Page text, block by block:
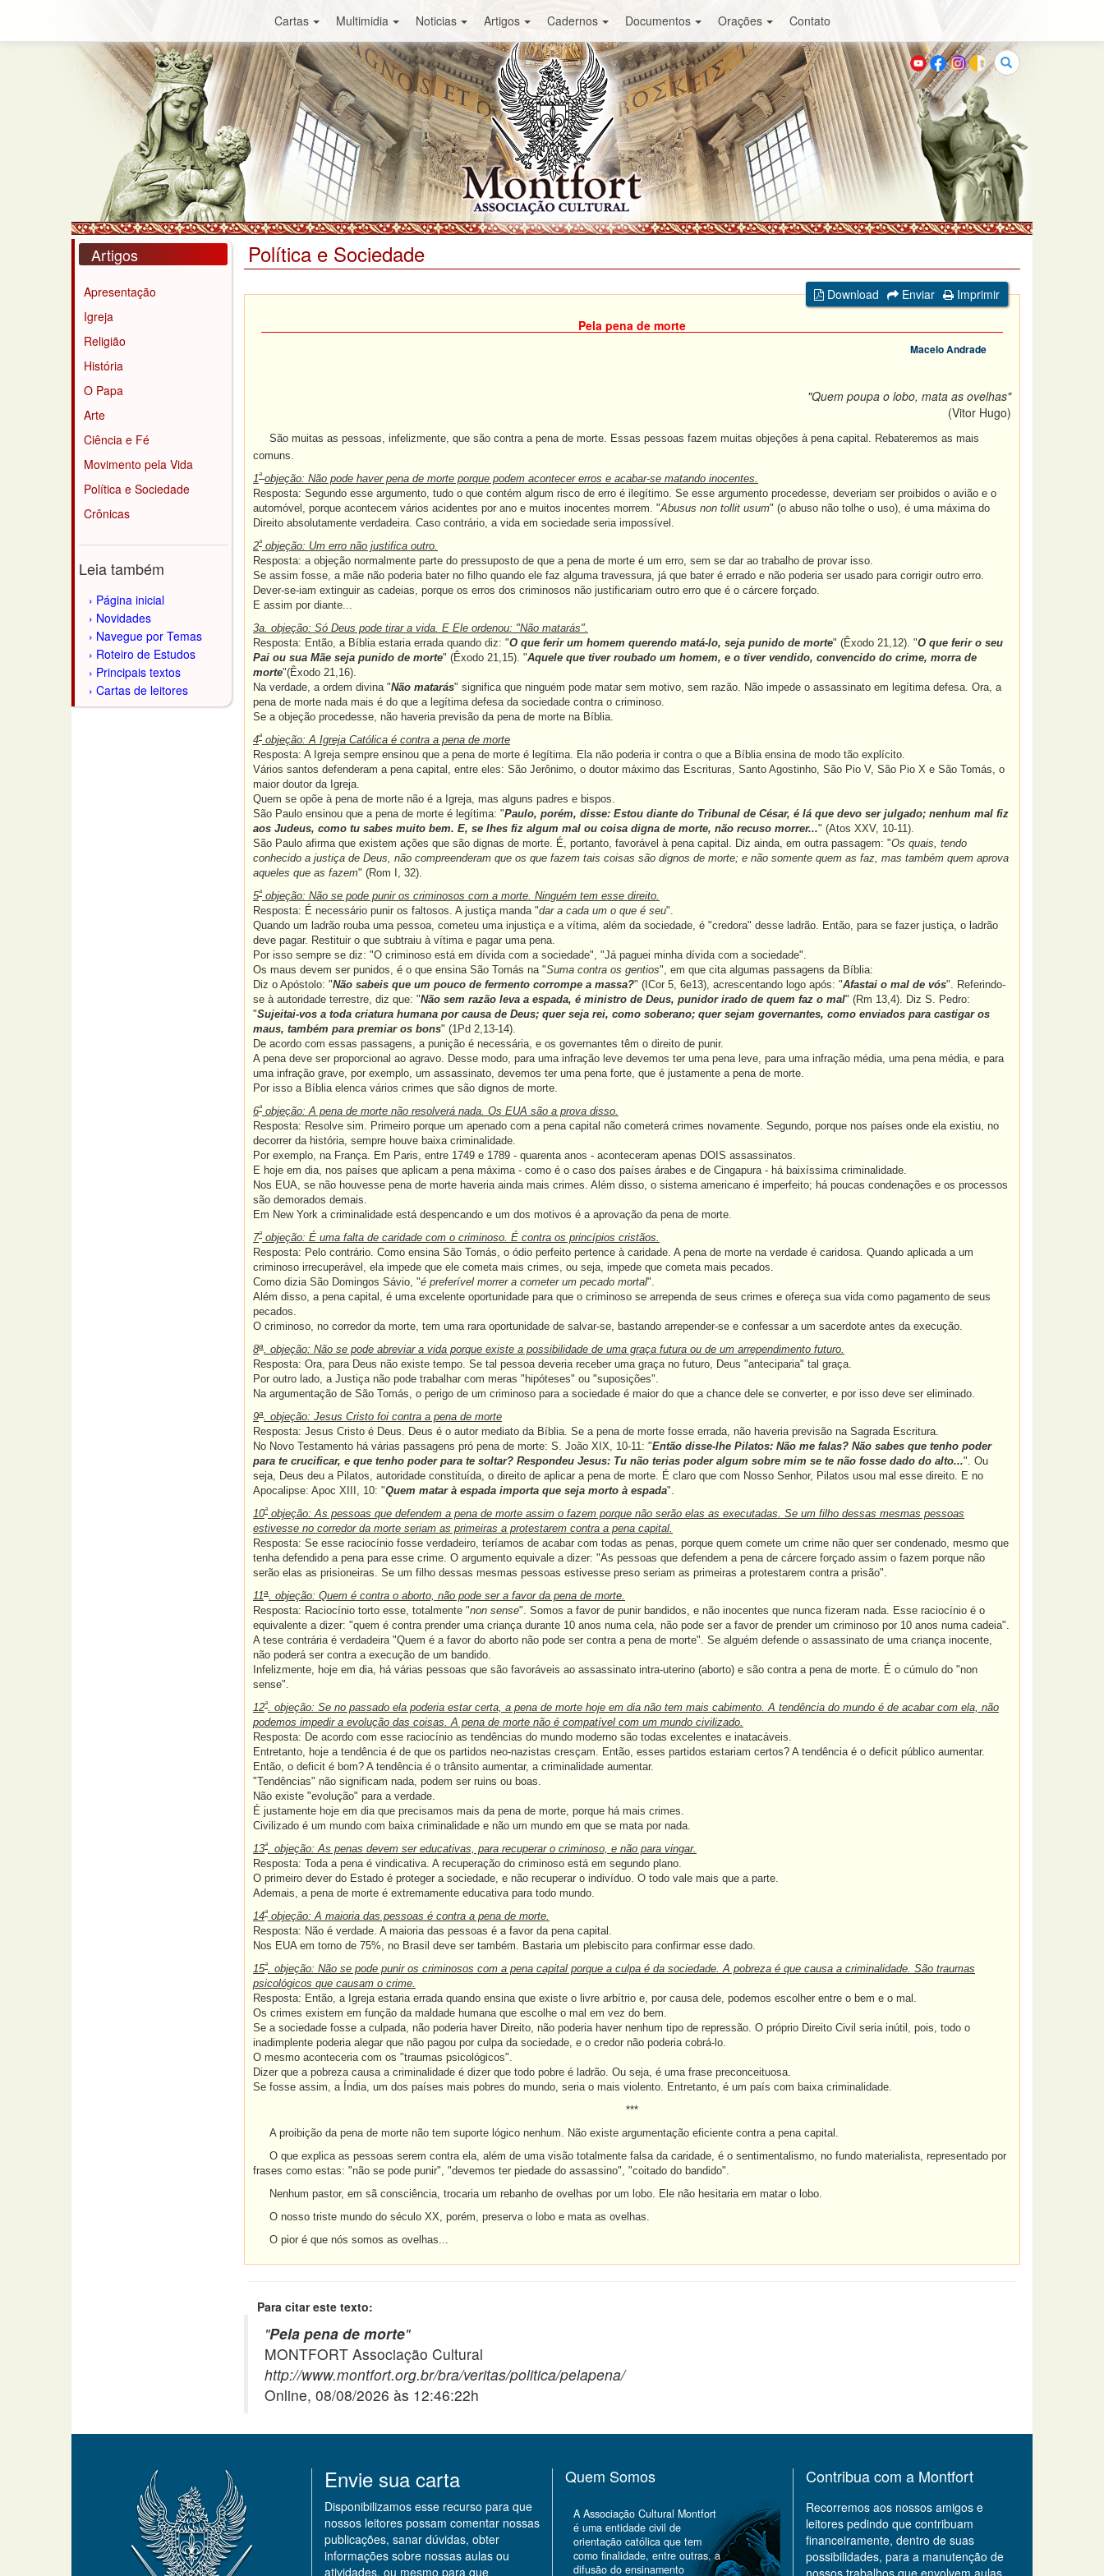
Cartas Multimidia Noticias Artigos Cadernos Documentos Orações Contato
Buscar
Artigos
Apresentação
Igreja
Religião
História
O Papa
Arte
Ciência e Fé
Movimento pela Vida
Política e Sociedade
Crônicas
Leia também
Página inicial
Novidades
Navegue por Temas
Roteiro de Estudos
Principais textos
Cartas de leitores
Política e Sociedade
Download Enviar
Imprimir
Pela pena de morte
Macelo Andrade
"Quem poupa o lobo, mata as ovelhas"
(Vitor Hugo)
São muitas as pessoas, infelizmente, que são contra a pena de morte. Essas pessoas fazem muitas objeções à pena capital. Rebateremos as mais
comuns.
1ª objeção: Não pode haver pena de morte porque podem acontecer erros e acabar-se matando inocentes.
Resposta: Segundo esse argumento, tudo o que contém algum risco de erro é ilegítimo. Se esse argumento procedesse, deveriam ser proibidos o avião e o
automóvel, porque acontecem vários acidentes por ano e muitos inocentes morrem. "Abusus non tollit usum" (o abuso não tolhe o uso), é uma máxima do
Direito absolutamente verdadeira. Caso contrário, a vida em sociedade seria impossível.
2ª objeção: Um erro não justifica outro.
Resposta: a objeção normalmente parte do pressuposto de que a pena de morte é um erro, sem se dar ao trabalho de provar isso.
Se assim fosse, a mãe não poderia bater no filho quando ele faz alguma travessura, já que bater é errado e não poderia ser usado para corrigir outro erro.
Dever-se-iam extinguir as cadeias, porque os erros dos criminosos não justificariam outro erro que é o cárcere forçado.
E assim por diante...
3a. objeção: Só Deus pode tirar a vida. E Ele ordenou: "Não matarás".
Resposta: Então, a Bíblia estaria errada quando diz: "O que ferir um homem querendo matá-lo, seja punido de morte" (Êxodo 21,12). "O que ferir o seu
Pai ou sua Mãe seja punido de morte" (Êxodo 21,15). "Aquele que tiver roubado um homem, e o tiver vendido, convencido do crime, morra de
morte"(Êxodo 21,16).
Na verdade, a ordem divina "Não matarás" significa que ninguém pode matar sem motivo, sem razão. Não impede o assassinato em legítima defesa. Ora, a
pena de morte nada mais é do que a legítima defesa da sociedade contra o criminoso.
Se a objeção procedesse, não haveria previsão da pena de morte na Bíblia.
4ª objeção: A Igreja Católica é contra a pena de morte
Resposta: A Igreja sempre ensinou que a pena de morte é legítima. Ela não poderia ir contra o que a Bíblia ensina de modo tão explícito.
Vários santos defenderam a pena capital, entre eles: São Jerônimo, o doutor máximo das Escrituras, Santo Agostinho, São Pio V, São Pio X e São Tomás, o
maior doutor da Igreja.
Quem se opõe à pena de morte não é a Igreja, mas alguns padres e bispos.
São Paulo ensinou que a pena de morte é legítima: "Paulo, porém, disse: Estou diante do Tribunal de César, é lá que devo ser julgado; nenhum mal fiz
aos Judeus, como tu sabes muito bem. E, se lhes fiz algum mal ou coisa digna de morte, não recuso morrer..." (Atos XXV, 10-11).
São Paulo afirma que existem ações que são dignas de morte. É, portanto, favorável à pena capital. Diz ainda, em outra passagem: "Os quais, tendo
conhecido a justiça de Deus, não compreenderam que os que fazem tais coisas são dignos de morte; e não somente quem as faz, mas também quem aprova
aqueles que as fazem" (Rom I, 32).
5ª objeção: Não se pode punir os criminosos com a morte. Ninguém tem esse direito.
Resposta: É necessário punir os faltosos. A justiça manda "dar a cada um o que é seu".
Quando um ladrão rouba uma pessoa, cometeu uma injustiça e a vítima, além da sociedade, é "credora" desse ladrão. Então, para se fazer justiça, o ladrão
deve pagar. Restituir o que subtraiu à vítima e pagar uma pena.
Por isso sempre se diz: "O criminoso está em dívida com a sociedade", "Já paguei minha dívida com a sociedade".
Os maus devem ser punidos, é o que ensina São Tomás na "Suma contra os gentios", em que cita algumas passagens da Bíblia:
Diz o Apóstolo: "Não sabeis que um pouco de fermento corrompe a massa?" (ICor 5, 6e13), acrescentando logo após: "Afastai o mal de vós". Referindo-
se à autoridade terrestre, diz que: "Não sem razão leva a espada, é ministro de Deus, punidor irado de quem faz o mal" (Rm 13,4). Diz S. Pedro:
"Sujeitai-vos a toda criatura humana por causa de Deus; quer seja rei, como soberano; quer sejam governantes, como enviados para castigar os
maus, também para premiar os bons" (1Pd 2,13-14).
De acordo com essas passagens, a punição é necessária, e os governantes têm o direito de punir.
A pena deve ser proporcional ao agravo. Desse modo, para uma infração leve devemos ter uma pena leve, para uma infração média, uma pena média, e para
uma infração grave, por exemplo, um assassinato, devemos ter uma pena forte, que é justamente a pena de morte.
Por isso a Bíblia elenca vários crimes que são dignos de morte.
6ª objeção: A pena de morte não resolverá nada. Os EUA são a prova disso.
Resposta: Resolve sim. Primeiro porque um apenado com a pena capital não cometerá crimes novamente. Segundo, porque nos países onde ela existiu, no
decorrer da história, sempre houve baixa criminalidade.
Por exemplo, na França. Em Paris, entre 1749 e 1789 - quarenta anos - aconteceram apenas DOIS assassinatos.
E hoje em dia, nos países que aplicam a pena máxima - como é o caso dos países árabes e de Cingapura - há baixíssima criminalidade.
Nos EUA, se não houvesse pena de morte haveria ainda mais crimes. Além disso, o sistema americano é imperfeito; há poucas condenações e os processos
são demorados demais.
Em New York a criminalidade está despencando e um dos motivos é a aprovação da pena de morte.
7ª objeção: É uma falta de caridade com o criminoso. É contra os princípios cristãos.
Resposta: Pelo contrário. Como ensina São Tomás, o ódio perfeito pertence à caridade. A pena de morte na verdade é caridosa. Quando aplicada a um
criminoso irrecuperável, ela impede que ele cometa mais crimes, ou seja, impede que cometa mais pecados.
Como dizia São Domingos Sávio, "é preferível morrer a cometer um pecado mortal".
Além disso, a pena capital, é uma excelente oportunidade para que o criminoso se arrependa de seus crimes e ofereça sua vida como pagamento de seus
pecados.
O criminoso, no corredor da morte, tem uma rara oportunidade de salvar-se, bastando arrepender-se e confessar a um sacerdote antes da execução.
8a. objeção: Não se pode abreviar a vida porque existe a possibilidade de uma graça futura ou de um arrependimento futuro.
Resposta: Ora, para Deus não existe tempo. Se tal pessoa deveria receber uma graça no futuro, Deus "anteciparia" tal graça.
Por outro lado, a Justiça não pode trabalhar com meras "hipóteses" ou "suposições".
Na argumentação de São Tomás, o perigo de um criminoso para a sociedade é maior do que a chance dele se converter, e por isso deve ser eliminado.
9a. objeção: Jesus Cristo foi contra a pena de morte
Resposta: Jesus Cristo é Deus. Deus é o autor mediato da Bíblia. Se a pena de morte fosse errada, não haveria previsão na Sagrada Escritura.
No Novo Testamento há várias passagens pró pena de morte: S. João XIX, 10-11: "Então disse-lhe Pilatos: Não me falas? Não sabes que tenho poder
para te crucificar, e que tenho poder para te soltar? Respondeu Jesus: Tu não terias poder algum sobre mim se te não fosse dado do alto...". Ou
seja, Deus deu a Pilatos, autoridade constituída, o direito de aplicar a pena de morte. É claro que com Nosso Senhor, Pilatos usou mal esse direito. E no
Apocalipse: Apoc XIII, 10: "Quem matar à espada importa que seja morto à espada".
10ª objeção: As pessoas que defendem a pena de morte assim o fazem porque não serão elas as executadas. Se um filho dessas mesmas pessoas
estivesse no corredor da morte seriam as primeiras a protestarem contra a pena capital.
Resposta: Se esse raciocínio fosse verdadeiro, teríamos de acabar com todas as penas, porque quem comete um crime não quer ser condenado, mesmo que
tenha defendido a pena para esse crime. O argumento equivale a dizer: "As pessoas que defendem a pena de cárcere forçado assim o fazem porque não
serão elas as prisioneiras. Se um filho dessas mesmas pessoas estivesse preso seriam as primeiras a protestarem contra a prisão".
11a. objeção: Quem é contra o aborto, não pode ser a favor da pena de morte.
Resposta: Raciocínio torto esse, totalmente "non sense". Somos a favor de punir bandidos, e não inocentes que nunca fizeram nada. Esse raciocínio é o
equivalente a dizer: "quem é contra prender uma criança durante 10 anos numa cela, não pode ser a favor de prender um criminoso por 10 anos numa cadeia".
A tese contrária é verdadeira "Quem é a favor do aborto não pode ser contra a pena de morte". Se alguém defende o assassinato de uma criança inocente,
não poderá ser contra a execução de um bandido.
Infelizmente, hoje em dia, há várias pessoas que são favoráveis ao assassinato intra-uterino (aborto) e são contra a pena de morte. É o cúmulo do "non
sense".
12ª. objeção: Se no passado ela poderia estar certa, a pena de morte hoje em dia não tem mais cabimento. A tendência do mundo é de acabar com ela, não
podemos impedir a evolução das coisas. A pena de morte não é compatível com um mundo civilizado.
Resposta: De acordo com esse raciocínio as tendências do mundo moderno são todas excelentes e inatacáveis.
Entretanto, hoje a tendência é de que os partidos neo-nazistas cresçam. Então, esses partidos estariam certos? A tendência é o deficit público aumentar.
Então, o deficit é bom? A tendência é o trânsito aumentar, a criminalidade aumentar.
"Tendências" não significam nada, podem ser ruins ou boas.
Não existe "evolução" para a verdade.
É justamente hoje em dia que precisamos mais da pena de morte, porque há mais crimes.
Civilizado é um mundo com baixa criminalidade e não um mundo em que se mata por nada.
13ª. objeção: As penas devem ser educativas, para recuperar o criminoso, e não para vingar.
Resposta: Toda a pena é vindicativa. A recuperação do criminoso está em segundo plano.
O primeiro dever do Estado é proteger a sociedade, e não recuperar o indivíduo. O todo vale mais que a parte.
Ademais, a pena de morte é extremamente educativa para todo mundo.
14ª objeção: A maioria das pessoas é contra a pena de morte.
Resposta: Não é verdade. A maioria das pessoas é a favor da pena capital.
Nos EUA em torno de 75%, no Brasil deve ser também. Bastaria um plebiscito para confirmar esse dado.
15ª. objeção: Não se pode punir os criminosos com a pena capital porque a culpa é da sociedade. A pobreza é que causa a criminalidade. São traumas
psicológicos que causam o crime.
Resposta: Então, a Igreja estaria errada quando ensina que existe o livre arbítrio e, por causa dele, podemos escolher entre o bem e o mal.
Os crimes existem em função da maldade humana que escolhe o mal em vez do bem.
Se a sociedade fosse a culpada, não poderia haver Direito, não poderia haver nenhum tipo de repressão. O próprio Direito Civil seria inútil, pois, todo o
inadimplente poderia alegar que não pagou por culpa da sociedade, e o credor não poderia cobrá-lo.
O mesmo aconteceria com os "traumas psicológicos".
Dizer que a pobreza causa a criminalidade é dizer que todo pobre é ladrão. Ou seja, é uma frase preconceituosa.
Se fosse assim, a Índia, um dos países mais pobres do mundo, seria o mais violento. Entretanto, é um país com baixa criminalidade.
***
A proibição da pena de morte não tem suporte lógico nenhum. Não existe argumentação eficiente contra a pena capital.
O que explica as pessoas serem contra ela, além de uma visão totalmente falsa da caridade, é o sentimentalismo, no fundo materialista, representado por
frases como estas: "não se pode punir", "devemos ter piedade do assassino", "coitado do bandido".
Nenhum pastor, em sã consciência, trocaria um rebanho de ovelhas por um lobo. Ele não hesitaria em matar o lobo.
O nosso triste mundo do século XX, porém, preserva o lobo e mata as ovelhas.
O pior é que nós somos as ovelhas...
Para citar este texto:
"Pela pena de morte"
MONTFORT Associação Cultural
http://www.montfort.org.br/bra/veritas/politica/pelapena/
Online, 08/08/2026 às 12:46:22h
Envie sua carta
Disponibilizamos esse recurso para que
nossos leitores possam comentar nossas
publicações, sanar dúvidas, obter
informações sobre nossas aulas ou
atividades, ou mesmo para que
Quem Somos
A Associação Cultural Montfort
é uma entidade civil de
orientação católica que tem
como finalidade, entre outras, a
difusão do ensinamento
Contribua com a Montfort
Recorremos aos nossos amigos e
leitores pedindo que contribuam
financeiramente, dentro de suas
possibilidades, para a manutenção de
nossos trabalhos que envolvem aulas